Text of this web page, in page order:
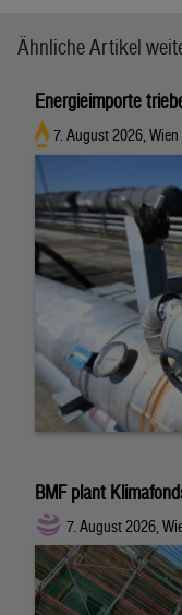
Ähnliche Artikel
Energieimporte
7. August 2026, Wien
BMF plant
7. August 2026,